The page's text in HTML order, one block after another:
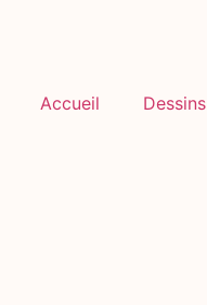
Accueil Dessins